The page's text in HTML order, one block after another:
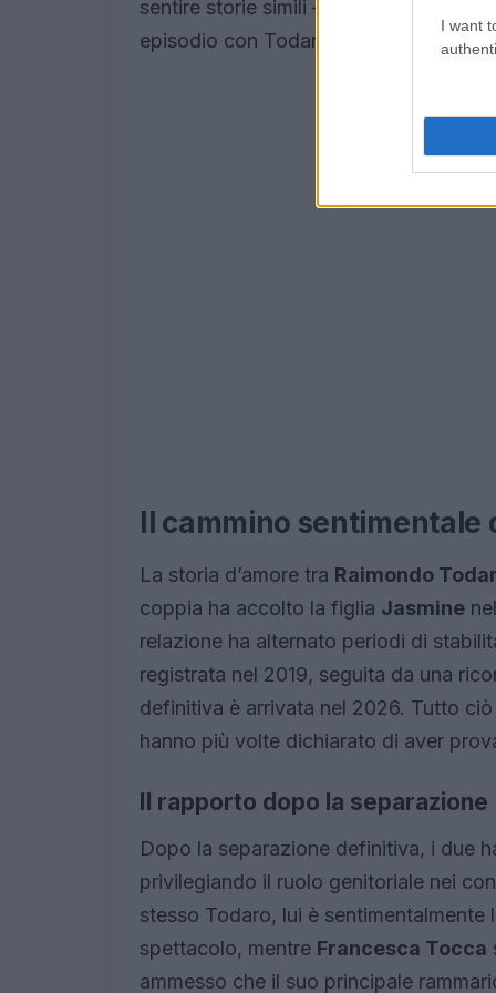
I want
sentire storie simili — volti noti che si
episodio con Todaro mette in
Il cammino sentimentale
La storia d’amore tra Raimondo
coppia ha accolto la figlia Jasmine
relazione ha alternato periodi di
registrata nel 2019, seguita da una
definitiva è arrivata nel 2026. Tutto
hanno più volte dichiarato di aver
Il rapporto dopo la separazione
Dopo la separazione definitiva, i due
privilegiando il ruolo genitoriale nei
stesso Todaro, lui è
spettacolo, mentre Francesca Tocca
ammesso che il suo principale